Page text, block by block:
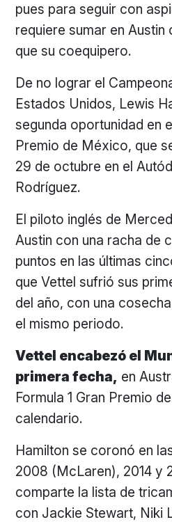
pues para seguir con
requiere sumar en
que su coequipero.
De no lograr el
Estados Unidos, Lewis
segunda oportunidad en
Premio de México, que
29 de octubre en el
Rodríguez.
El piloto inglés de
Austin con una racha de
puntos en las últimas
que Vettel sufrió sus
del año, con una
el mismo periodo.
Vettel encabezó el
primera fecha, en
Formula 1 Gran Premio
calendario.
Hamilton se coronó en
2008 (McLaren), 2014 y
comparte la lista de
con Jackie Stewart, Niki